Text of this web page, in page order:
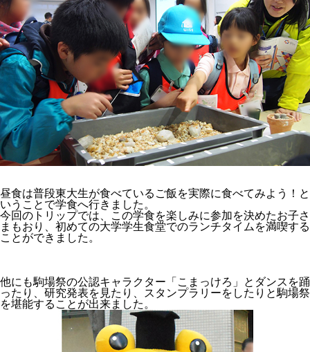
昼食は普段東大生が食べているご飯を実際に食べてみよう！と
いうことで学食へ行きました。
今回のトリップでは、この学食を楽しみに参加を決めたお子さ
まもおり、初めての大学学生食堂でのランチタイムを満喫する
ことができました。
他にも駒場祭の公認キャラクター「こまっけろ」とダンスを踊
ったり、研究発表を見たり、スタンプラリーをしたりと駒場祭
を堪能することが出来ました。